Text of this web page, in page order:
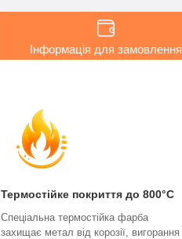
Інформація для замовлення
Термостійке покриття до 800°C
Спеціальна термостійка фарба
захищає метал від корозії, вигорання